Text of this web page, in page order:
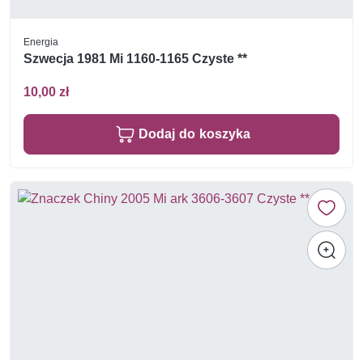
Energia
Szwecja 1981 Mi 1160-1165 Czyste **
10,00 zł
Dodaj do koszyka